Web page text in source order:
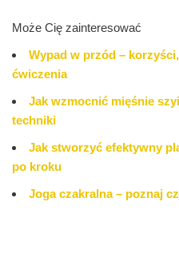
Może Cię zainteresować
Wypad w przód –
ćwiczenia
Jak wzmocnić mięśnie
techniki
Jak stworzyć efektywny
po kroku
Joga czakralna – poznaj